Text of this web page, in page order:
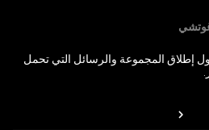
إطلاق المجموعة والرسائل التي تحمل